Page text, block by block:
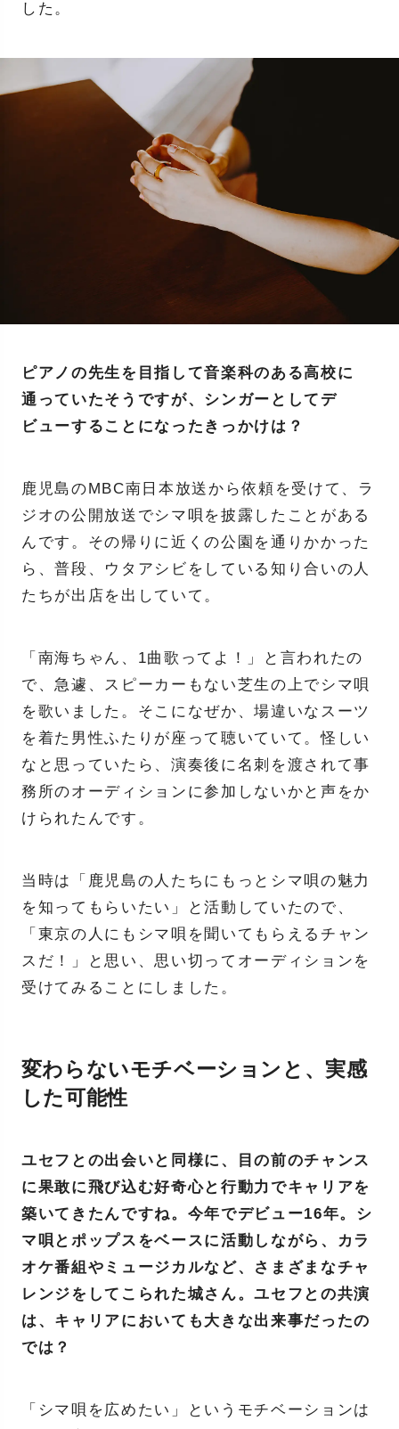
した。
ピアノの先生を目指して音楽科のある高校に
通っていたそうですが、シンガーとしてデ
ビューすることになったきっかけは？
鹿児島のMBC南日本放送から依頼を受けて、ラ
ジオの公開放送でシマ唄を披露したことがある
んです。その帰りに近くの公園を通りかかった
ら、普段、ウタアシビをしている知り合いの人
たちが出店を出していて。
「南海ちゃん、1曲歌ってよ！」と言われたの
で、急遽、スピーカーもない芝生の上でシマ唄
を歌いました。そこになぜか、場違いなスーツ
を着た男性ふたりが座って聴いていて。怪しい
なと思っていたら、演奏後に名刺を渡されて事
務所のオーディションに参加しないかと声をか
けられたんです。
当時は「鹿児島の人たちにもっとシマ唄の魅力
を知ってもらいたい」と活動していたので、
「東京の人にもシマ唄を聞いてもらえるチャン
スだ！」と思い、思い切ってオーディションを
受けてみることにしました。
変わらないモチベーションと、実感
した可能性
ユセフとの出会いと同様に、目の前のチャンス
に果敢に飛び込む好奇心と行動力でキャリアを
築いてきたんですね。今年でデビュー16年。シ
マ唄とポップスをベースに活動しながら、カラ
オケ番組やミュージカルなど、さまざまなチャ
レンジをしてこられた城さん。ユセフとの共演
は、キャリアにおいても大きな出来事だったの
では？
「シマ唄を広めたい」というモチベーションは